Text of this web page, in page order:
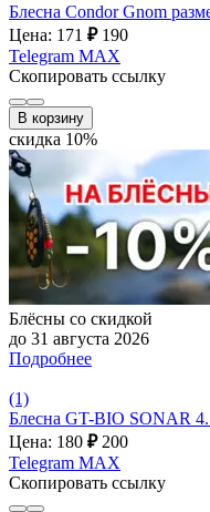
Блесна Condor Gnom
Цена: 171 ₽ 190
Telegram MAX
Скопировать ссылку
В корзину
скидка 10%
Блёсны со скидкой
до 31 августа 2026
Подробнее
(1)
Блесна GT-BIO SONAR
Цена: 180 ₽ 200
Telegram MAX
Скопировать ссылку